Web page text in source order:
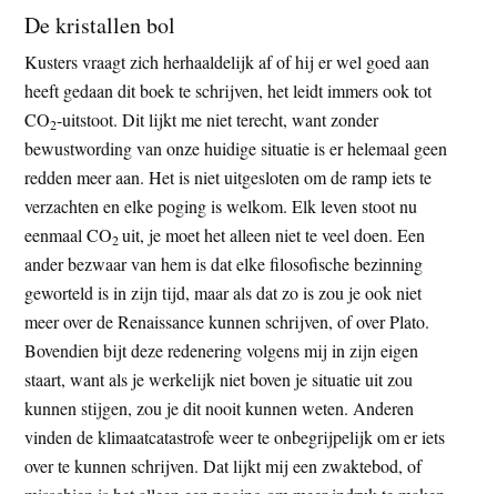
De kristallen bol
Kusters vraagt zich herhaaldelijk af of hij er wel goed aan
heeft gedaan dit boek te schrijven, het leidt immers ook tot
CO2-uitstoot. Dit lijkt me niet terecht, want zonder
bewustwording van onze huidige situatie is er helemaal geen
redden meer aan. Het is niet uitgesloten om de ramp iets te
verzachten en elke poging is welkom. Elk leven stoot nu
eenmaal CO2uit, je moet het alleen niet te veel doen. Een
ander bezwaar van hem is dat elke filosofische bezinning
geworteld is in zijn tijd, maar als dat zo is zou je ook niet
meer over de Renaissance kunnen schrijven, of over Plato.
Bovendien bijt deze redenering volgens mij in zijn eigen
staart, want als je werkelijk niet boven je situatie uit zou
kunnen stijgen, zou je dit nooit kunnen weten. Anderen
vinden de klimaatcatastrofe weer te onbegrijpelijk om er iets
over te kunnen schrijven. Dat lijkt mij een zwaktebod, of